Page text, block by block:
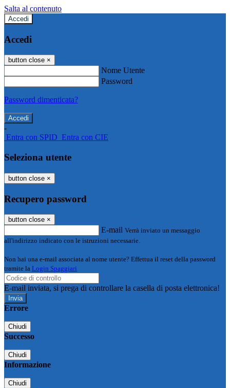
Salta al contenuto
Accedi
Accedi
button close ×
Nome Utente
Password
Password dimenticata?
-
Entra con SPID Entra con CIE
Seleziona utente
button close ×
Recupero password
button close ×
E-mail Verrà inviato un messaggio
all'indirizzo indicato con le istruzioni necessarie.
Non hai una e-mail associata al nome utente? Effettua il reset della password
tramite la Login Spaggiari
E-mail inviata, si prega di controllare la casella di posta elettronica!
Errore
Chiudi
Successo
Chiudi
Informazione
Chiudi